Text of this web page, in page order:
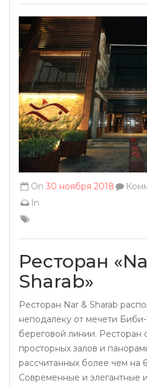
On 30 ноября 2018
In
Ресторан
Sharab»
Ресторан Nar & Sharab
неподалеку от мечети
береговой линии. Ресторан
просторных залов и
рассчитанных более чем на
Современные и элегантные